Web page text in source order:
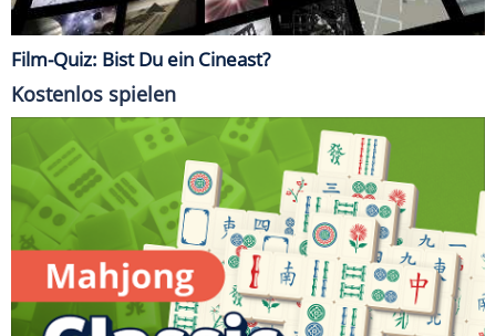
Film-Quiz: Bist Du ein Cineast?
Kostenlos spielen